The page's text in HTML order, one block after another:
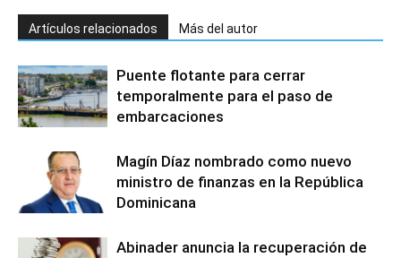
Artículos relacionados Más del autor
Puente flotante para cerrar
temporalmente para el paso de
embarcaciones
Magín Díaz nombrado como nuevo
ministro de finanzas en la República
Dominicana
Abinader anuncia la recuperación de